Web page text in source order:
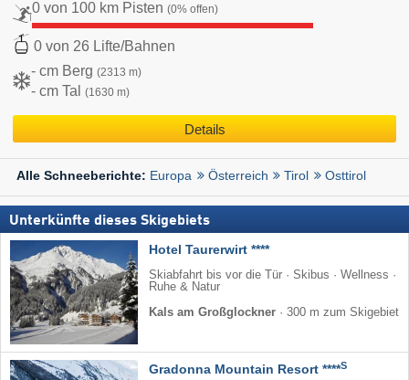
0 von 100 km Pisten (0% offen)
0 von 26 Lifte/Bahnen
- cm Berg (2313 m)
- cm Tal (1630 m)
Details
Alle Schneeberichte: Europa Österreich Tirol Osttirol
Unterkünfte dieses Skigebiets
Hotel Taurerwirt ****
Skiabfahrt bis vor die Tür · Skibus · Wellness ·
Ruhe & Natur
Kals am Großglockner · 300 m zum Skigebiet
Gradonna Mountain Resort ****S